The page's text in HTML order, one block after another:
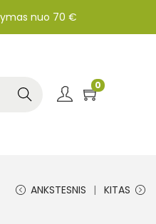
nuo 70 €
Search
0
ANKSTESNIS KITAS